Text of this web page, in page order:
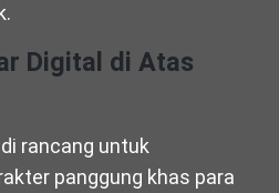
Digital di Atas
rancang untuk
panggung khas para